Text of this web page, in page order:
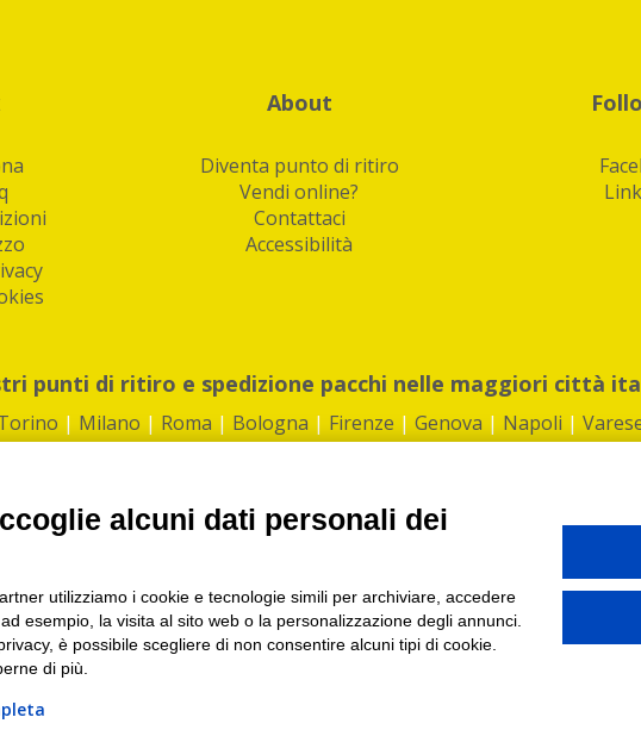
About
Diventa punto di ritiro
Vendi online?
Contattaci
Accessibilità
punti di ritiro e spedizione pacchi nelle maggiori città
| Milano | Roma | Bologna | Firenze | Genova | Napoli |
10821360012 | REA: RM 1494760 | Cap.Soc.: 50.000€ |Whistleblowing|Privacy|
punti di ritiro tra Bar, Tabaccai, Edicole e Kipoint per ritirare i tuoi acquisti online e
alcuni dati personali dei
utilizziamo i cookie e tecnologie simili per archiviare, accedere
esempio, la visita al sito web o la personalizzazione degli annunci.
è possibile scegliere di non consentire alcuni tipi di cookie.
di più.